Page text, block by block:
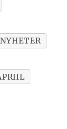
NYHETER